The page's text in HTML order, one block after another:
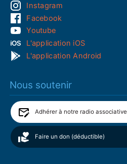
Instagram
Facebook
Youtube
L'application iOS
L'application Android
Nous soutenir
Adhérer à notre radio associative
Faire un don (déductible)